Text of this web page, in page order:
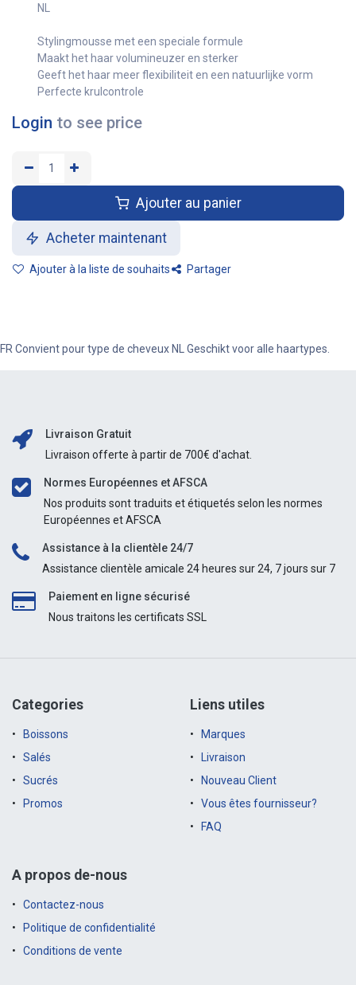
NL
Stylingmousse met een speciale formule
Maakt het haar volumineuzer en sterker
Geeft het haar meer flexibiliteit en een natuurlijke vorm
Perfecte krulcontrole
Login to see price
Ajouter au panier
Acheter maintenant
Ajouter à la liste de souhaits Partager
FR Convient pour type de cheveux NL Geschikt voor alle haartypes.
Livraison Gratuit
Livraison offerte à partir de 700€ d'achat.
Normes Européennes et AFSCA
Nos produits sont traduits et étiquetés selon les normes
Européennes et AFSCA
Assistance à la clientèle 24/7
Assistance clientèle amicale 24 heures sur 24, 7 jours sur 7
Paiement en ligne sécurisé
Nous traitons les certificats SSL
Categories
Boissons
Salés
Sucrés
Promos
Liens utiles
Marques
Livraison
Nouveau Client
Vous êtes fournisseur?
FAQ
A propos de-nous
Contactez-nous
Politique de confidentialité
Conditions de vente